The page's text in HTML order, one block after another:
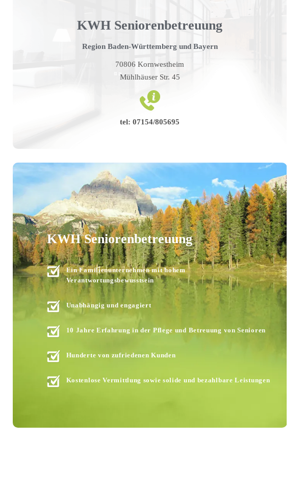
KWH Seniorenbetreuung
Region Baden-Württemberg und Bayern
70806 Kornwestheim
Mühlhäuser Str. 45
tel: 07154/805695
24 Stunden Pflege und Betreuung in:
BW, Bayern, Saarland,
Hessen und Rheinland Pfalz
Tagesbetreuung im:
Großraum Stuttgart und München
Haushaltshilfe im Landkreis :
KWH Seniorenbetreuung
Ein Familienunternehmen mit hohem
Verantwortungsbewusstsein
Unabhängig und engagiert
10 Jahre Erfahrung in der Pflege und Betreuung von Senioren
Hunderte von zufriedenen Kunden
Kostenlose Vermittlung sowie solide und bezahlbare Leistungen